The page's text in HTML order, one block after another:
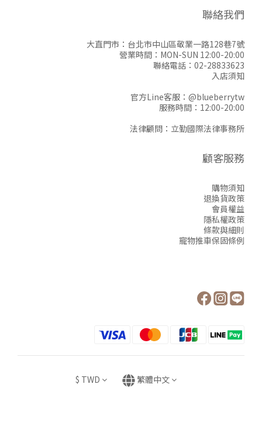
聯絡我們
大直門市：台北市中山區敬業一路128巷7號
營業時間：MON-SUN 12:00-20:00
聯絡電話：02-28833623
入店須知
官方Line客服： @blueberrytw
服務時間：12:00-20:00
法律顧問：立勤國際法律事務所
顧客服務
購物須知
退換貨政策
會員權益
隱私權政策
條款與細則
寵物推車保固條例
$ TWD 繁體中文